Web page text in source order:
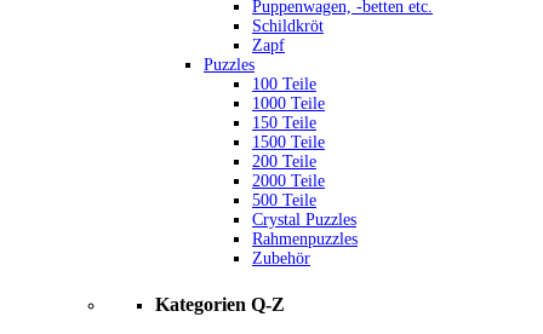
Puppenwagen, -betten etc.
Schildkröt
Zapf
Puzzles
100 Teile
1000 Teile
150 Teile
1500 Teile
200 Teile
2000 Teile
500 Teile
Crystal Puzzles
Rahmenpuzzles
Zubehör
Kategorien Q-Z